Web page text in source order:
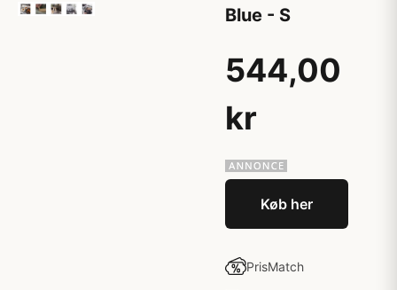
Blue - S
544,00
kr
Køb her
PrisMatch